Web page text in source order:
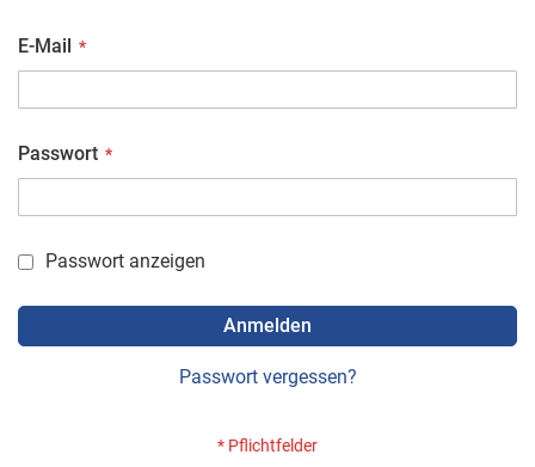
E-Mail
Passwort
Passwort anzeigen
Anmelden
Passwort vergessen?